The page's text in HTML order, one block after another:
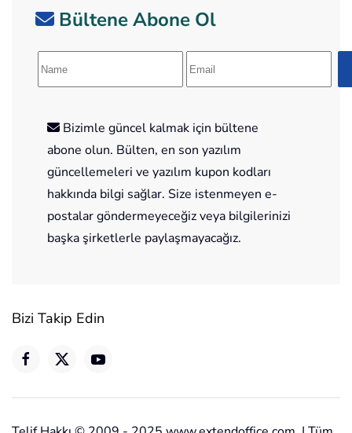
Bültene Abone Ol
Bizimle güncel kalmak için bültene
abone olun. Bülten, en son yazılım
güncellemeleri ve yazılım kupon kodları
hakkında bilgi sağlar. Size istenmeyen e-
postalar göndermeyeceğiz veya bilgilerinizi
başka şirketlerle paylaşmayacağız.
Bizi Takip Edin